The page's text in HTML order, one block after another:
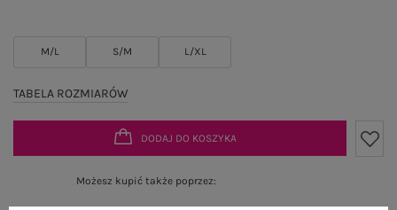
M/L S/M L/XL
TABELA ROZMIARÓW
DODAJ DO KOSZYKA
Możesz kupić także poprzez: